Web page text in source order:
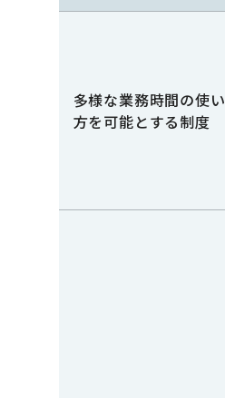
多様な業務時間の使い
方を可能とする制度